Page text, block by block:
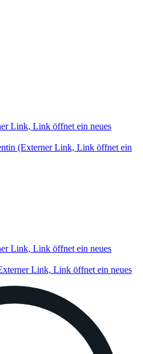
Link, Link öffnet ein neues
(Externer Link, Link öffnet ein
Link, Link öffnet ein neues
Link, Link öffnet ein neues